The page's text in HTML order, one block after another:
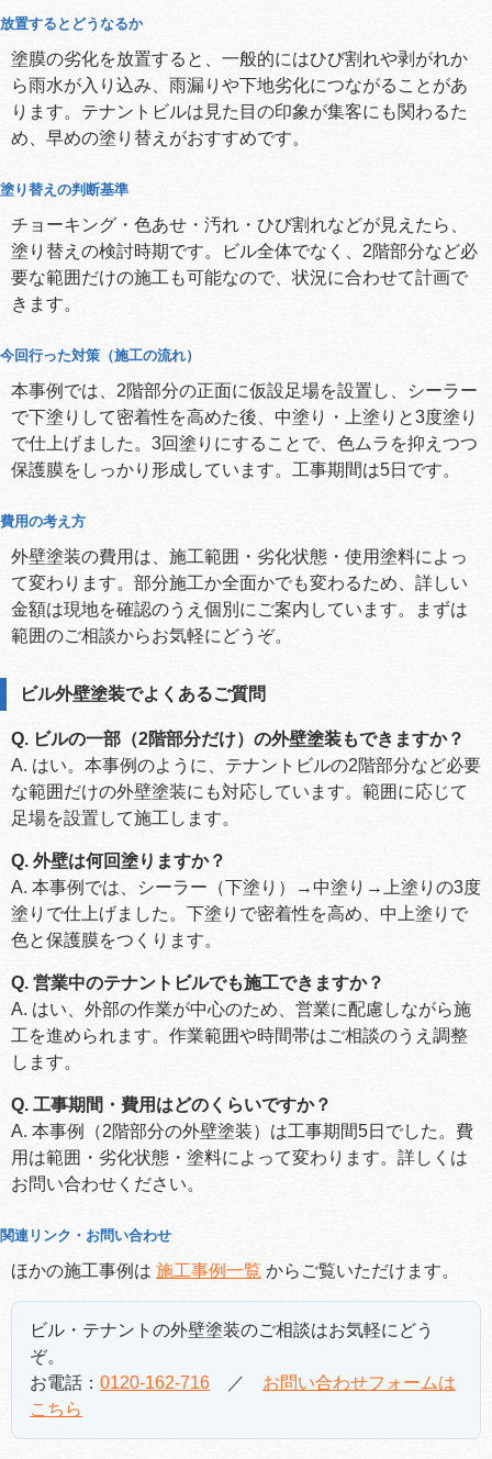
放置するとどうなるか
塗膜の劣化を放置すると、一般的にはひび割れや剥がれか
ら雨水が入り込み、雨漏りや下地劣化につながることがあ
ります。テナントビルは見た目の印象が集客にも関わるた
め、早めの塗り替えがおすすめです。
塗り替えの判断基準
チョーキング・色あせ・汚れ・ひび割れなどが見えたら、
塗り替えの検討時期です。ビル全体でなく、2階部分など必
要な範囲だけの施工も可能なので、状況に合わせて計画で
きます。
今回行った対策（施工の流れ）
本事例では、2階部分の正面に仮設足場を設置し、シーラー
で下塗りして密着性を高めた後、中塗り・上塗りと3度塗り
で仕上げました。3回塗りにすることで、色ムラを抑えつつ
保護膜をしっかり形成しています。工事期間は5日です。
費用の考え方
外壁塗装の費用は、施工範囲・劣化状態・使用塗料によっ
て変わります。部分施工か全面かでも変わるため、詳しい
金額は現地を確認のうえ個別にご案内しています。まずは
範囲のご相談からお気軽にどうぞ。
ビル外壁塗装でよくあるご質問
Q. ビルの一部（2階部分だけ）の外壁塗装もできますか？
A. はい。本事例のように、テナントビルの2階部分など必要
な範囲だけの外壁塗装にも対応しています。範囲に応じて
足場を設置して施工します。
Q. 外壁は何回塗りますか？
A. 本事例では、シーラー（下塗り）→中塗り→上塗りの3度
塗りで仕上げました。下塗りで密着性を高め、中上塗りで
色と保護膜をつくります。
Q. 営業中のテナントビルでも施工できますか？
A. はい、外部の作業が中心のため、営業に配慮しながら施
工を進められます。作業範囲や時間帯はご相談のうえ調整
します。
Q. 工事期間・費用はどのくらいですか？
A. 本事例（2階部分の外壁塗装）は工事期間5日でした。費
用は範囲・劣化状態・塗料によって変わります。詳しくは
お問い合わせください。
関連リンク・お問い合わせ
ほかの施工事例は 施工事例一覧 からご覧いただけます。
ビル・テナントの外壁塗装のご相談はお気軽にどう
ぞ。
お電話： 0120-162-716 ／ お問い合わせフォームは
こちら